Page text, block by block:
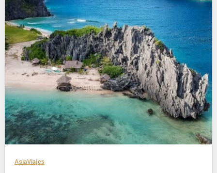
AsiaViajes